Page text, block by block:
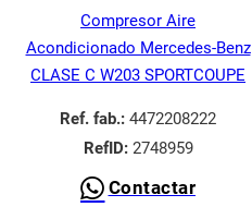
Compresor Aire
Acondicionado Mercedes-Benz
CLASE C W203 SPORTCOUPE
Ref. fab.: 4472208222
RefID:2748959
Contactar